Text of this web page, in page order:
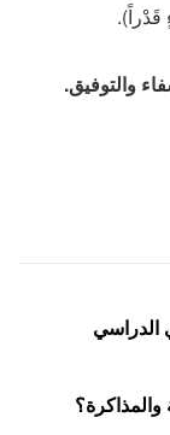
والتوفيق.
الدراسي